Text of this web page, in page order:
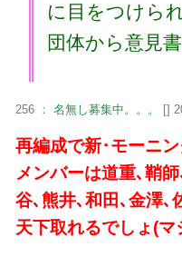
に目をつけら
団体から意見
256 ： 名無し募集中。。。 []
再編成で新･モーニ
メンバーは道重､鞘
谷､熊井､和田､金澤､
天下取れるでしょ(マ